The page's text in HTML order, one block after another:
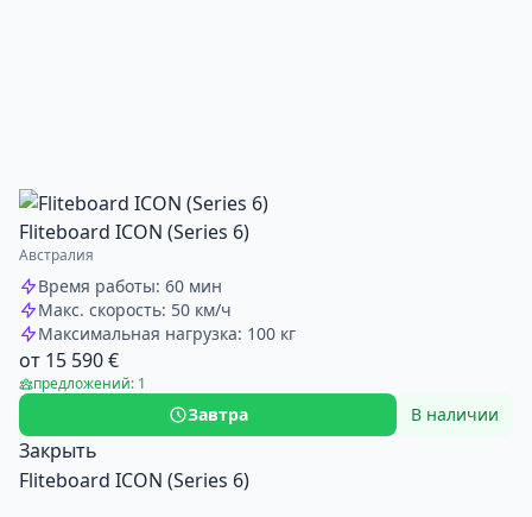
Fliteboard ICON (Series 6)
Австралия
Время работы: 60 мин
Макс. скорость: 50 км/ч
Максимальная нагрузка: 100 кг
от 15 590 €
предложений: 1
Завтра В наличии
Закрыть
Fliteboard ICON (Series 6)